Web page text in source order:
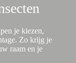
je kiezen,
Zo krijg je
raam en je